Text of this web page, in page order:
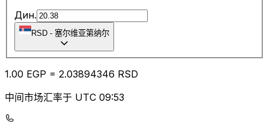
Дин.
RSD - 塞尔维亚第纳尔
1.00 EGP = 2.03894346 RSD
中间市场汇率于 UTC 09:53